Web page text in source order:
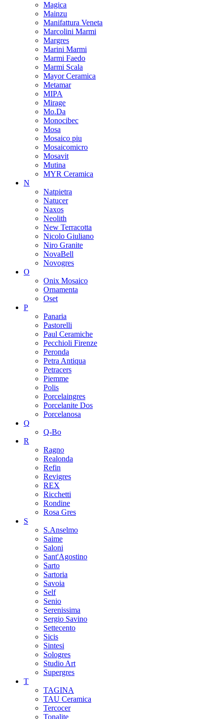
Magica
Mainzu
Manifattura Veneta
Marcolini Marmi
Margres
Marini Marmi
Marmi Faedo
Marmi Scala
Mayor Ceramica
Metamar
MIPA
Mirage
Mo.Da
Monocibec
Mosa
Mosaico piu
Mosaicomicro
Mosavit
Mutina
MYR Ceramica
N
Natpietra
Natucer
Naxos
Neolith
New Terracotta
Nicolo Giuliano
Niro Granite
NovaBell
Novogres
O
Onix Mosaico
Ornamenta
Oset
P
Panaria
Pastorelli
Paul Ceramiche
Pecchioli Firenze
Peronda
Petra Antiqua
Petracers
Piemme
Polis
Porcelaingres
Porcelanite Dos
Porcelanosa
Q
Q-Bo
R
Ragno
Realonda
Refin
Revigres
REX
Ricchetti
Rondine
Rosa Gres
S
S.Anselmo
Saime
Saloni
Sant'Agostino
Sarto
Sartoria
Savoia
Self
Senio
Serenissima
Sergio Savino
Settecento
Sicis
Sintesi
Sologres
Studio Art
Supergres
T
TAGINA
TAU Ceramica
Tercocer
Tonalite